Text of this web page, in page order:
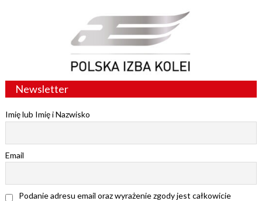
Newsletter
Imię lub Imię i Nazwisko
Email
Podanie adresu email oraz wyrażenie zgody jest całkowicie